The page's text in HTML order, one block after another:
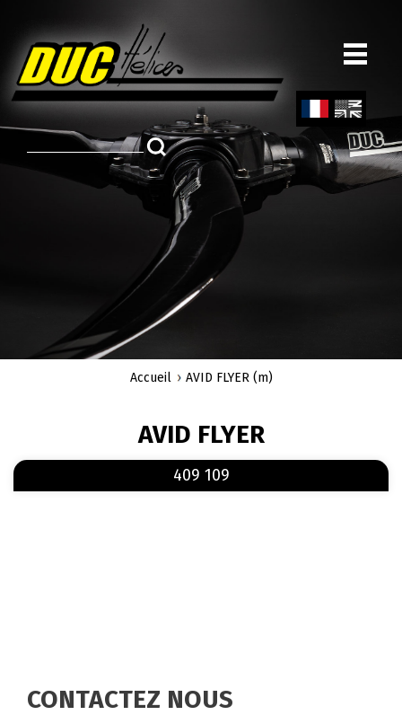
principal
ch
Engl
Accueil AVID FLYER (m)
AVID FLYER
409 109
CONTACTEZ NOUS